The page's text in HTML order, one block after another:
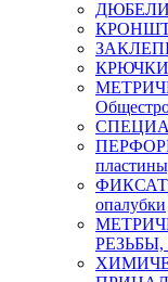
ДЮБЕЛИ
КРЮЧКИ
опалубки
РЕЗЬБЫ,